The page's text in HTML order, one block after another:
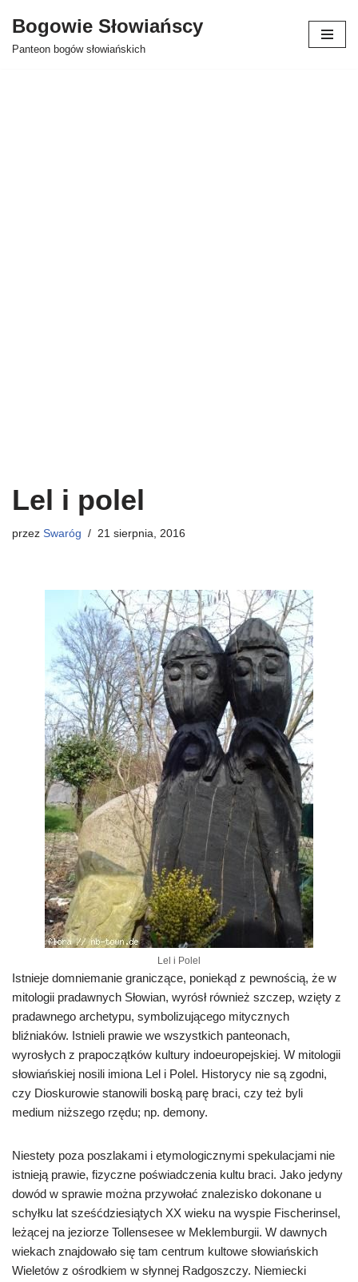
Przejdź
Bogowie Słowiańscy
Panteon bogów słowiańskich
Lel i polel
przez Swaróg 21 sierpnia, 2016
Lel i Polel
Istnieje domniemanie graniczące, poniekąd z pewnością, że w
mitologii pradawnych Słowian, wyrósł również szczep, wzięty z
pradawnego archetypu, symbolizującego mitycznych
bliźniaków. Istnieli prawie we wszystkich panteonach,
wyrosłych z prapoczątków kultury indoeuropejskiej. W mitologii
słowiańskiej nosili imiona Lel i Polel. Historycy nie są zgodni,
czy Dioskurowie stanowili boską parę braci, czy też byli
medium niższego rzędu; np. demony.
Niestety poza poszlakami i etymologicznymi spekulacjami nie
istnieją prawie, fizyczne poświadczenia kultu braci. Jako jedyny
dowód w sprawie można przywołać znalezisko dokonane u
schyłku lat sześćdziesiątych XX wieku na wyspie Fischerinsel,
leżącej na jeziorze Tollensesee w Meklemburgii. W dawnych
wiekach znajdowało się tam centrum kultowe słowiańskich
Wieletów z ośrodkiem w słynnej Radgoszczy. Niemiecki